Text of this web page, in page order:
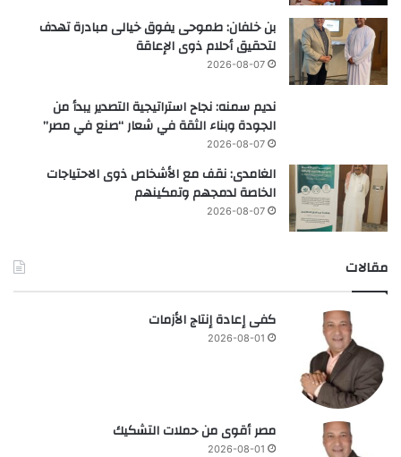
بن خلفان: طموحى يفوق خيالى مبادرة تهدف
لتحقيق أحلام ذوى الإعاقة
2026-08-07
نديم سمنه: نجاح استراتيجية التصدير يبدأ من
الجودة وبناء الثقة في شعار “صنع في مصر”
2026-08-07
الغامدى: نقف مع الأشخاص ذوى الاحتياجات
الخاصة لدمجهم وتمكينهم
2026-08-07
مقالات
كفى إعادة إنتاج الأزمات
2026-08-01
مصر أقوى من حملات التشكيك
2026-08-01